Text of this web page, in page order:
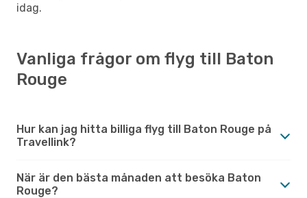
idag.
Vanliga frågor om flyg till Baton
Rouge
Hur kan jag hitta billiga flyg till Baton Rouge på
Travellink?
När är den bästa månaden att besöka Baton
Rouge?